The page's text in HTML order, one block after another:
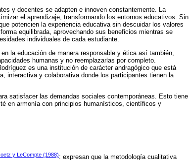
y docentes se adapten e innoven constantemente. La
el aprendizaje, transformando los entornos educativos. Sin
potencien la experiencia educativa sin descuidar los valores
equilibrada, aprovechando sus beneficios mientras se
individuales de cada estudiante.
la educación de manera responsable y ética así también,
humanas y no reemplazarlas por completo.
es una institución de carácter andragógico que está
interactiva y colaborativa donde los participantes tienen la
satisfacer las demandas sociales contemporáneas. Esto tiene
en armonía con principios humanísticos, científicos y
y LeCompte (1988): expresan que la metodología cualitativa